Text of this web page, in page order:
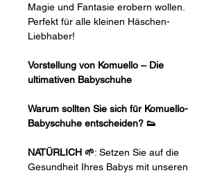
Magie und Fantasie erobern wollen.
Perfekt für alle kleinen Häschen-
Liebhaber!
Vorstellung von Komuello – Die
ultimativen Babyschuhe
Warum sollten Sie sich für Komuello-
Babyschuhe entscheiden? 👟
NATÜRLICH 🌱: Setzen Sie auf die
Gesundheit Ihres Babys mit unseren